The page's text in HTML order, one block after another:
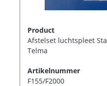
Product
Afstelset luchtspleet
Telma
Artikelnummer
F155/F2000